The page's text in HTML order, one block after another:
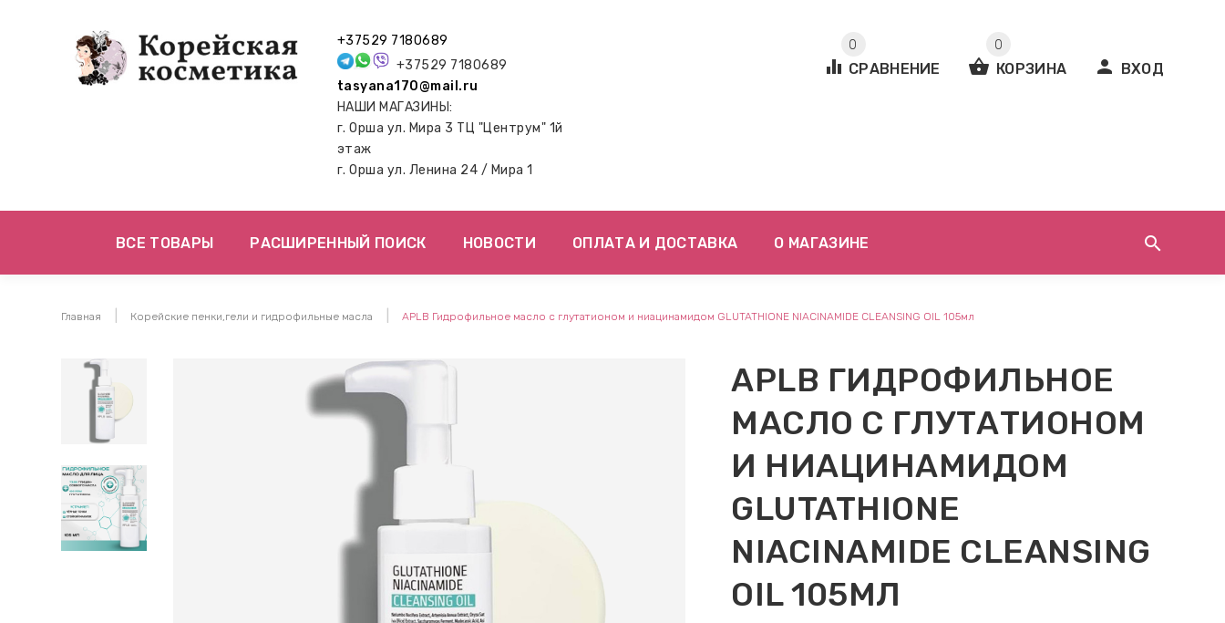
+37529 7180689
+37529 7180689
tasyana170@mail.ru
НАШИ МАГАЗИНЫ:
г. Орша ул. Мира 3 ТЦ "Центрум" 1й
этаж
г. Орша ул. Ленина 24 / Мира 1
person ВХОД
shopping_basket КОРЗИНА
0
equalizer СРАВНЕНИЕ
0
ВСЕ ТОВАРЫ РАСШИРЕННЫЙ ПОИСК НОВОСТИ ОПЛАТА И ДОСТАВКА О МАГАЗИНЕ search
Главная Корейские пенки,гели и гидрофильные масла APLB Гидрофильное масло с глутатионом и ниацинамидом GLUTATHIONE NIACINAMIDE CLEANSING OIL 105мл
APLB ГИДРОФИЛЬНОЕ
МАСЛО С ГЛУТАТИОНОМ
И НИАЦИНАМИДОМ
GLUTATHIONE
NIACINAMIDE CLEANSING
OIL 105МЛ